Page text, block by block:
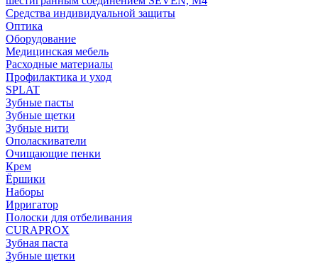
Средства индивидуальной защиты
Оптика
Оборудование
Медицинская мебель
Расходные материалы
Профилактика и уход
SPLAT
Зубные пасты
Зубные щетки
Зубные нити
Ополаскиватели
Очищающие пенки
Крем
Ёршики
Наборы
Ирригатор
Полоски для отбеливания
CURAPROX
Зубная паста
Зубные щетки